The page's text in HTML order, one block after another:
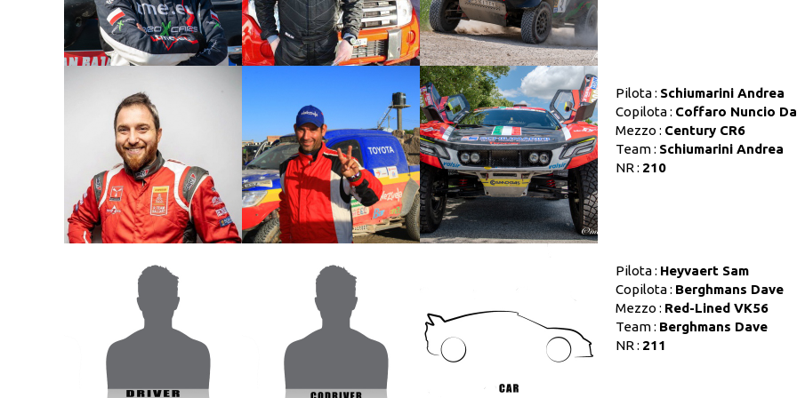
Pilota : Schiumarini Andrea
Copilota : Coffaro Nuncio
Mezzo : Century CR6
Team : Schiumarini Andrea
NR : 210
Pilota : Heyvaert Sam
Copilota : Berghmans Dave
Mezzo : Red-Lined VK56
Team : Berghmans Dave
NR : 211